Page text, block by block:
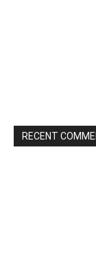
RECENT